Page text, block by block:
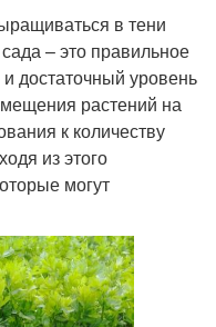
в тени
– это правильное
достаточный уровень
растений на
к количеству
из этого
могут